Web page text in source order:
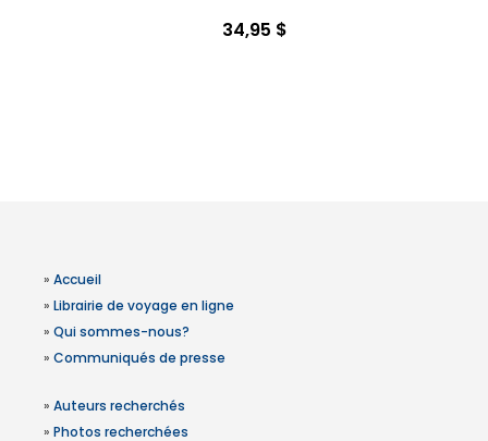
34,95 $
» Accueil
» Librairie de voyage en ligne
» Qui sommes-nous?
» Communiqués de presse
» Auteurs recherchés
» Photos recherchées